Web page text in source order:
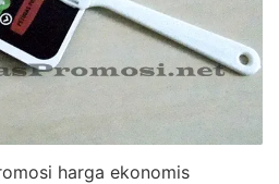
harga ekonomis